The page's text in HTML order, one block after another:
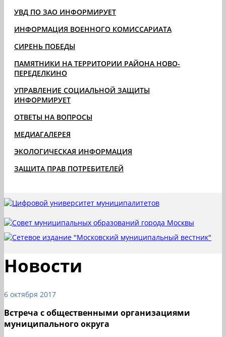
УВД ПО ЗАО ИНФОРМИРУЕТ
ИНФОРМАЦИЯ ВОЕННОГО КОМИССАРИАТА
СИРЕНЬ ПОБЕДЫ
ПАМЯТНИКИ НА ТЕРРИТОРИИ РАЙОНА НОВО-
ПЕРЕДЕЛКИНО
УПРАВЛЕНИЕ СОЦИАЛЬНОЙ ЗАЩИТЫ
ИНФОРМИРУЕТ
ОТВЕТЫ НА ВОПРОСЫ
МЕДИАГАЛЕРЕЯ
ЭКОЛОГИЧЕСКАЯ ИНФОРМАЦИЯ
ЗАЩИТА ПРАВ ПОТРЕБИТЕЛЕЙ
Новости
6 октября 2017
Встреча с общественными организациями
муниципального округа